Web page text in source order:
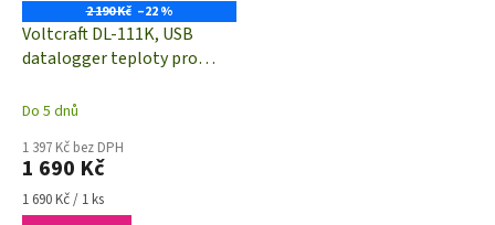
2 190 Kč –22 %
Voltcraft DL-111K, USB
datalogger teploty pro
Do 5 dnů
1 397 Kč bez DPH
1 690 Kč
Měrná
cena:
1 690 Kč / 1 ks